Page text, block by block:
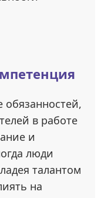
в работе
и
люди
талантом
на